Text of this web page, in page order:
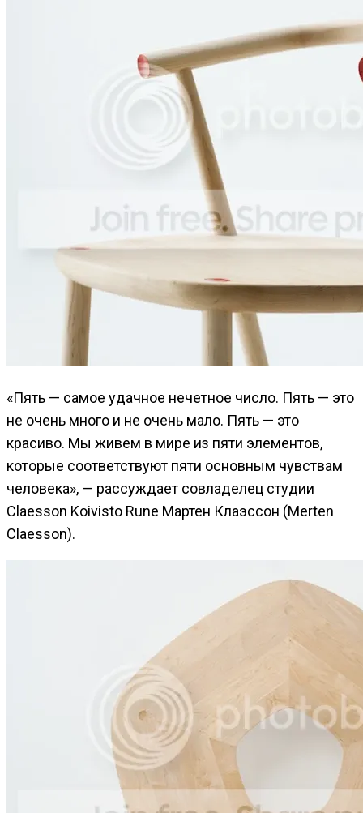
«Пять — самое удачное нечетное число. Пять — это
не очень много и не очень мало. Пять — это
красиво. Мы живем в мире из пяти элементов,
которые соответствуют пяти основным чувствам
человека», — рассуждает совладелец студии
Claesson Koivisto Rune Мартен Клаэссон (Mеrten
Claesson).